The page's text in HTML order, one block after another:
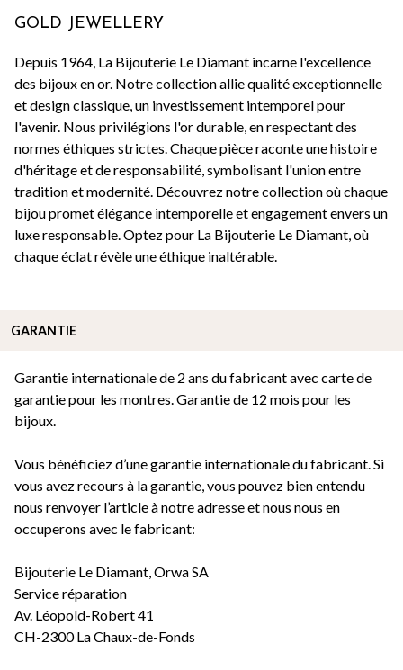
GOLD JEWELLERY
Depuis 1964, La Bijouterie Le Diamant incarne l'excellence
des bijoux en or. Notre collection allie qualité exceptionnelle
et design classique, un investissement intemporel pour
l'avenir. Nous privilégions l'or durable, en respectant des
normes éthiques strictes. Chaque pièce raconte une histoire
d'héritage et de responsabilité, symbolisant l'union entre
tradition et modernité. Découvrez notre collection où chaque
bijou promet élégance intemporelle et engagement envers un
luxe responsable. Optez pour La Bijouterie Le Diamant, où
chaque éclat révèle une éthique inaltérable.
Garantie internationale de 2 ans du fabricant avec carte de
garantie pour les montres. Garantie de 12 mois pour les
bijoux.
Vous bénéficiez d’une garantie internationale du fabricant. Si
vous avez recours à la garantie, vous pouvez bien entendu
nous renvoyer l’article à notre adresse et nous nous en
occuperons avec le fabricant:
Bijouterie Le Diamant, Orwa SA
Service réparation
Av. Léopold-Robert 41
CH-2300 La Chaux-de-Fonds
GARANTIE